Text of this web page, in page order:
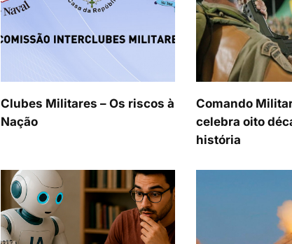
Clubes Militares – Os riscos à
Nação
Comando
celebra oito
história